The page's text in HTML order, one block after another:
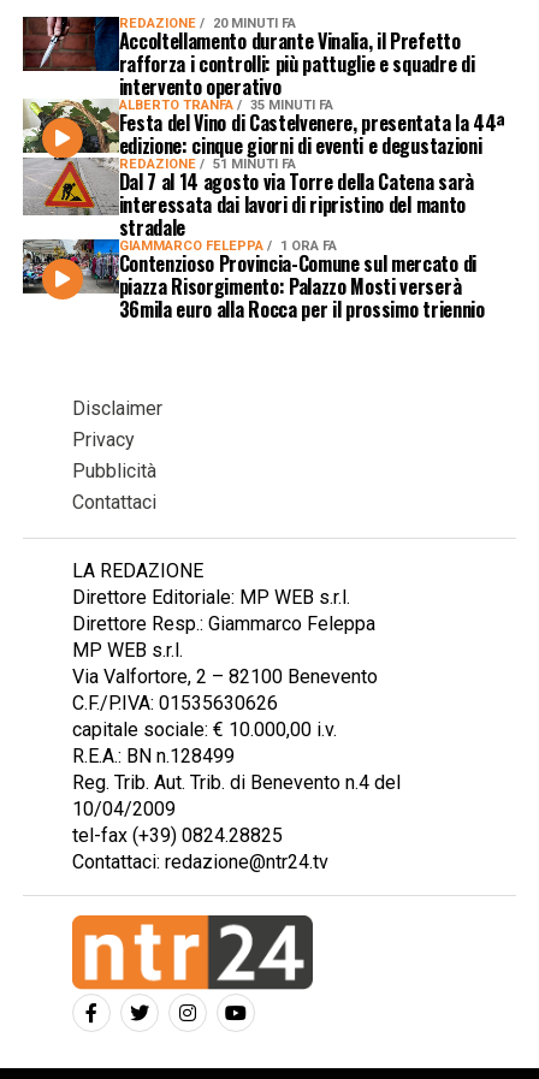
REDAZIONE 20 MINUTI FA
Accoltellamento durante Vinalia, il Prefetto
rafforza i controlli: più pattuglie e squadre di
intervento operativo
ALBERTO TRANFA 35 MINUTI FA
Festa del Vino di Castelvenere, presentata la 44ª
edizione: cinque giorni di eventi e degustazioni
REDAZIONE 51 MINUTI FA
Dal 7 al 14 agosto via Torre della Catena sarà
interessata dai lavori di ripristino del manto
stradale
GIAMMARCO FELEPPA 1 ORA FA
Contenzioso Provincia-Comune sul mercato di
piazza Risorgimento: Palazzo Mosti verserà
36mila euro alla Rocca per il prossimo triennio
Disclaimer
Privacy
Pubblicità
Contattaci
LA REDAZIONE
Direttore Editoriale: MP WEB s.r.l.
Direttore Resp.: Giammarco Feleppa
MP WEB s.r.l.
Via Valfortore, 2 – 82100 Benevento
C.F./P.IVA: 01535630626
capitale sociale: € 10.000,00 i.v.
R.E.A.: BN n.128499
Reg. Trib. Aut. Trib. di Benevento n.4 del
10/04/2009
tel-fax (+39) 0824.28825
Contattaci: redazione@ntr24.tv